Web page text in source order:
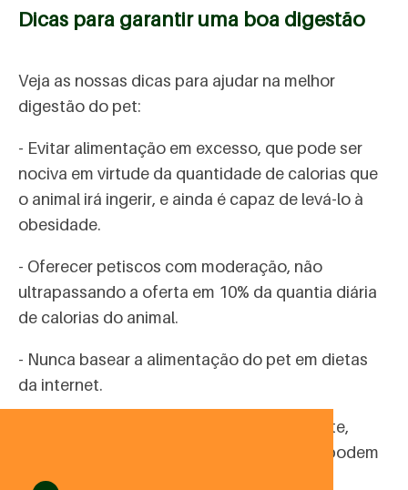
Dicas para garantir uma boa digestão
Veja as nossas dicas para ajudar na melhor
digestão do pet:
- Evitar alimentação em excesso, que pode ser
nociva em virtude da quantidade de calorias que
o animal irá ingerir, e ainda é capaz de levá-lo à
obesidade.
- Oferecer petiscos com moderação, não
ultrapassando a oferta em 10% da quantia diária
de calorias do animal.
- Nunca basear a alimentação do pet em dietas
da internet.
- Nunca oferecer alimentos como chocolate,
cebola e uva, pois são tóxicos aos pets e podem
causar problemas de saúde neles.